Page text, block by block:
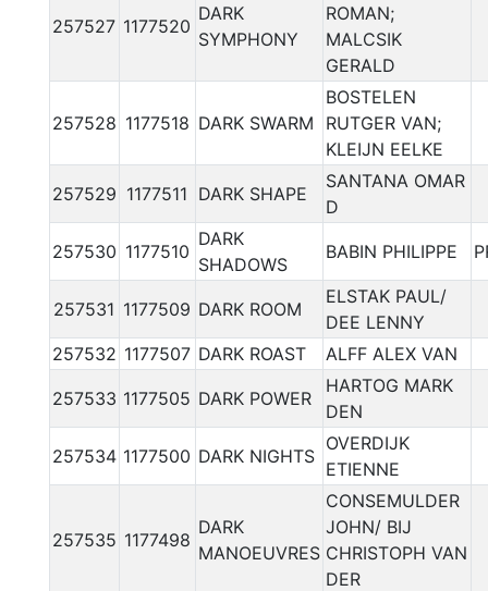
257527 1177520
DARK
SYMPHONY
ROMAN;
MALCSIK
GERALD
257528 1177518 DARK SWARM
BOSTELEN
RUTGER VAN;
KLEIJN EELKE
257529 1177511 DARK SHAPE
SANTANA OMAR
D
257530 1177510
DARK
SHADOWS
BABIN PHILIPPE
257531 1177509 DARK ROOM
ELSTAK PAUL/
DEE LENNY
257532 1177507 DARK ROAST ALFF ALEX VAN
257533 1177505 DARK POWER
HARTOG MARK
DEN
257534 1177500 DARK NIGHTS
OVERDIJK
ETIENNE
257535 1177498
DARK
MANOEUVRES
CONSEMULDER
JOHN/ BIJ
CHRISTOPH VAN
DER